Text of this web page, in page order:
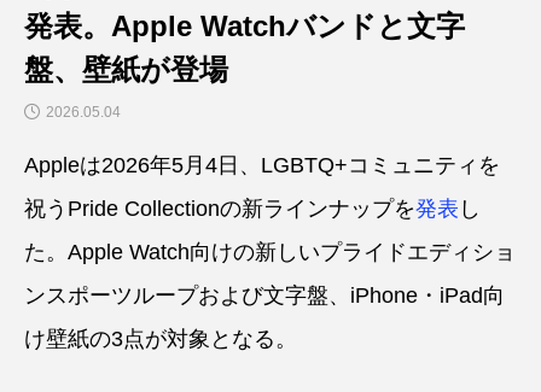
発表。Apple Watchバンドと文字
盤、壁紙が登場
2026.05.04
Appleは2026年5月4日、LGBTQ+コミュニティを
祝うPride Collectionの新ラインナップを発表 し
た。Apple Watch向けの新しいプライドエディショ
ンスポーツループおよび文字盤、iPhone・iPad向
け壁紙の3点が対象となる。